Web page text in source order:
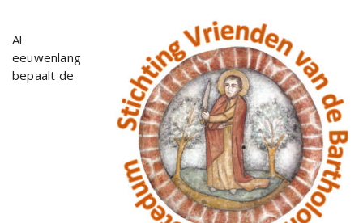
Al
eeuwenlang
bepaalt de